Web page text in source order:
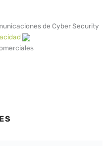
de Cyber Security